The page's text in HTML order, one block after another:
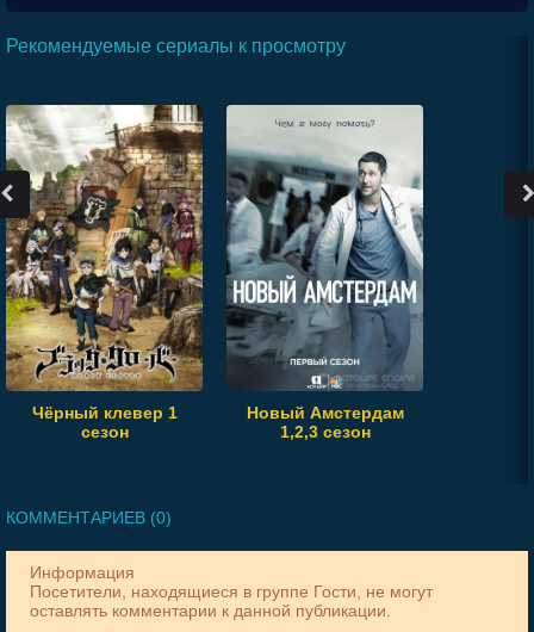
Рекомендуемые сериалы к просмотру
Чёрный клевер 1
сезон
Новый Амстердам
1,2,3 сезон
КОММЕНТАРИЕВ (0)
Информация
Посетители, находящиеся в группе Гости , не могут
оставлять комментарии к данной публикации.